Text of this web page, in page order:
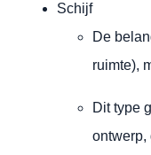
Schijf
De
ruimte),
Dit type
ontwerp,